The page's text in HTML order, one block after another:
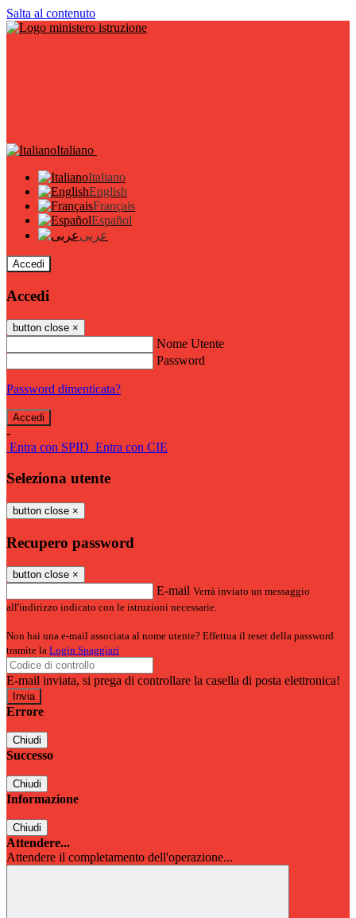
Salta al contenuto
Italiano
Italiano
English
Français
Español
عربى
Accedi
Accedi
button close ×
Nome Utente
Password
Password dimenticata?
-
Entra con SPID Entra con CIE
Seleziona utente
button close ×
Recupero password
button close ×
E-mail Verrà inviato un messaggio
all'indirizzo indicato con le istruzioni necessarie.
Non hai una e-mail associata al nome utente? Effettua il reset della password
tramite la Login Spaggiari
E-mail inviata, si prega di controllare la casella di posta elettronica!
Errore
Chiudi
Successo
Chiudi
Informazione
Chiudi
Attendere...
Attendere il completamento dell'operazione...